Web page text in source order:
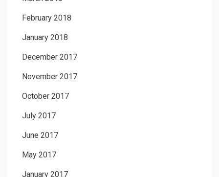
February 2018
January 2018
December 2017
November 2017
October 2017
July 2017
June 2017
May 2017
January 2017